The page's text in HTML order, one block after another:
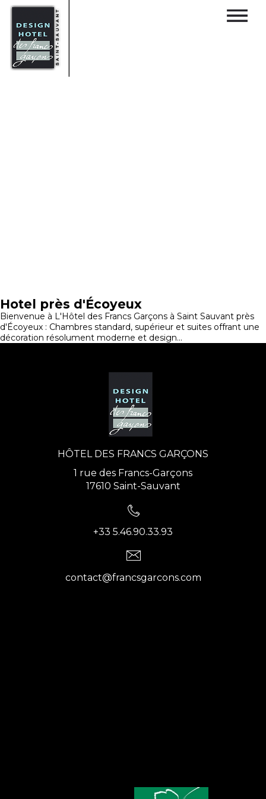
Hotel près d'Écoyeux
Bienvenue à L'Hôtel des Francs Garçons à Saint Sauvant près
d'Écoyeux : Chambres standard, supérieur et suites offrant une
décoration résolument moderne et design...
HÔTEL DES FRANCS GARÇONS
1 rue des Francs-Garçons
17610 Saint-Sauvant
+33 5.46.90.33.93
contact@francsgarcons.com